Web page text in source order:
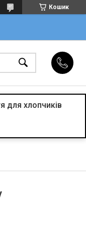
Кошик
для хлопчиків